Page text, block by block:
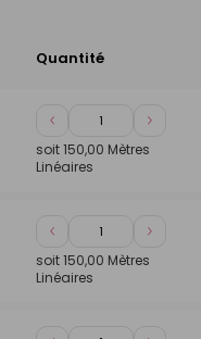
Quantité
Diminuer
de
1
de
soit150,00 Mètres
Linéaires
Diminuer
de
1
de
soit150,00 Mètres
Linéaires